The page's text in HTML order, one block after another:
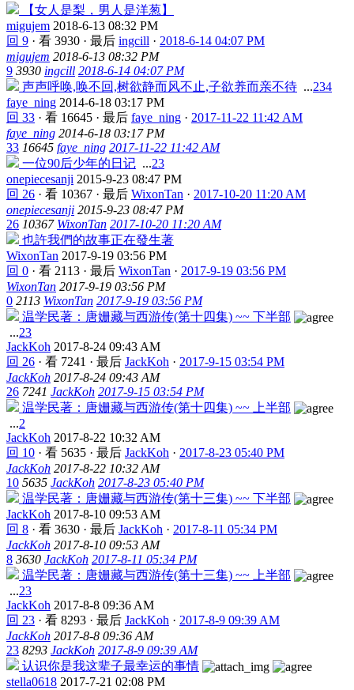
【女人是梨，男人是洋葱】
migujem 2018-6-13 08:32 PM
回 9 · 看 3930 · 最后 ingcill · 2018-6-14 04:07 PM
migujem 2018-6-13 08:32 PM
9 3930 ingcill 2018-6-14 04:07 PM
声声呼唤,唤不回,树欲静而风不止,子欲养而亲不待 ...234
faye_ning 2014-6-18 03:17 PM
回 33 · 看 16645 · 最后 faye_ning · 2017-11-22 11:42 AM
faye_ning 2014-6-18 03:17 PM
33 16645 faye_ning 2017-11-22 11:42 AM
一位90后少年的日记 ...23
onepiecesanji 2015-9-23 08:47 PM
回 26 · 看 10367 · 最后 WixonTan · 2017-10-20 11:20 AM
onepiecesanji 2015-9-23 08:47 PM
26 10367 WixonTan 2017-10-20 11:20 AM
也許我們的故事正在發生著
WixonTan 2017-9-19 03:56 PM
回 0 · 看 2113 · 最后 WixonTan · 2017-9-19 03:56 PM
WixonTan 2017-9-19 03:56 PM
0 2113 WixonTan 2017-9-19 03:56 PM
温学民著：唐姗藏与西游传(第十四集) ~~ 下半部
...23
JackKoh 2017-8-24 09:43 AM
回 26 · 看 7241 · 最后 JackKoh · 2017-9-15 03:54 PM
JackKoh 2017-8-24 09:43 AM
26 7241 JackKoh 2017-9-15 03:54 PM
温学民著：唐姗藏与西游传(第十四集) ~~ 上半部
...2
JackKoh 2017-8-22 10:32 AM
回 10 · 看 5635 · 最后 JackKoh · 2017-8-23 05:40 PM
JackKoh 2017-8-22 10:32 AM
10 5635 JackKoh 2017-8-23 05:40 PM
温学民著：唐姗藏与西游传(第十三集) ~~ 下半部
JackKoh 2017-8-10 09:53 AM
回 8 · 看 3630 · 最后 JackKoh · 2017-8-11 05:34 PM
JackKoh 2017-8-10 09:53 AM
8 3630 JackKoh 2017-8-11 05:34 PM
温学民著：唐姗藏与西游传(第十三集) ~~ 上半部
...23
JackKoh 2017-8-8 09:36 AM
回 23 · 看 8293 · 最后 JackKoh · 2017-8-9 09:39 AM
JackKoh 2017-8-8 09:36 AM
23 8293 JackKoh 2017-8-9 09:39 AM
认识你是我这辈子最幸运的事情
stella0618 2017-7-21 02:08 PM